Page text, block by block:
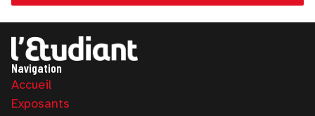
Navigation
Accueil
Exposants